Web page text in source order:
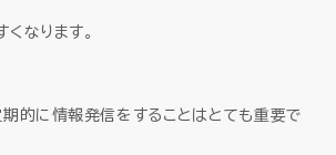
なります。
期的に情報発信をすることはとても重要で